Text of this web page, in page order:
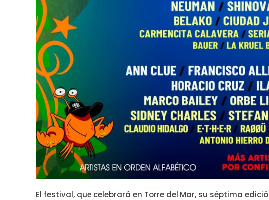
El festival, que celebrará en Torre del Mar, su séptima